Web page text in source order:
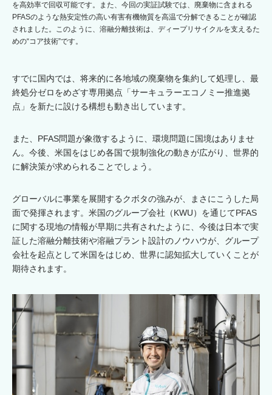
を高効率で回収可能です。また、今回の実証試験では、廃棄物に含まれる
PFASのような熱安定性の高い有害有機物質を高温で分解できることが確認
されました。このように、溶融分離技術は、ディープリサイクルを支えるた
めの“コア技術”です。
すでに国内では、将来的に各地域の廃棄物を集約して処理し、最
終処分ゼロをめざす専用拠点「サーキュラーエコノミー推進拠
点」を新たに設ける構想も動き出しています。
また、PFAS問題が象徴するように、環境問題に国境はありませ
ん。今後、米国をはじめ各国で規制強化の動きが広がり、世界的
に解決策が求められることでしょう。
グローバルに事業を展開するクボタの強みが、まさにこうした局
面で発揮されます。米国のグループ会社（KWU）を通じてPFAS
に関する現地の情報が早期に共有されたように、今後は日本で実
証した溶融分離技術や溶融プラント設計のノウハウが、グループ
会社を起点として米国をはじめ、世界に認知拡大していくことが
期待されます。